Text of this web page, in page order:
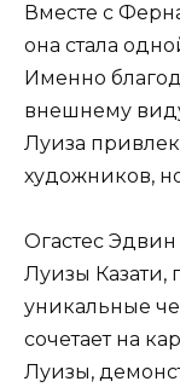
Вместе с
она стала
Именно
внешнему
Луиза
художников,
Огастес Эдвин
Луизы Казати,
уникальные
сочетает на
Луизы,